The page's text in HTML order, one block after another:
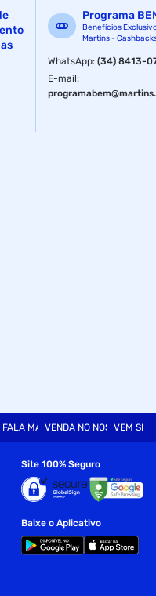
Programa
Benefícios
Martins -
WhatsApp:(34) 8413-
E-mail:
FALA MARTVENDA NO NOSSO SITE
VEM SER
Site 100% Seguro
Baixe o Aplicativo